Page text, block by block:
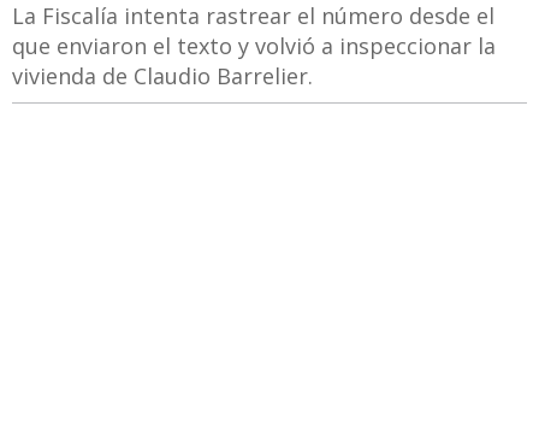
La Fiscalía intenta rastrear el número desde el
que enviaron el texto y volvió a inspeccionar la
vivienda de Claudio Barrelier.